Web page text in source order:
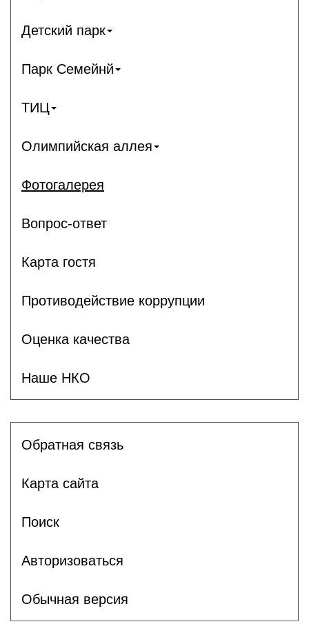
Детский парк
Парк Семейнй
ТИЦ
Олимпийская аллея
Фотогалерея
Вопрос-ответ
Карта гостя
Противодействие коррупции
Оценка качества
Наше НКО
Обратная связь
Карта сайта
Поиск
Авторизоваться
Обычная версия